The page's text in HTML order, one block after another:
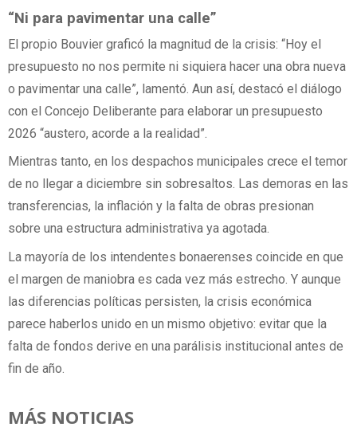
“Ni para pavimentar una calle”
El propio Bouvier graficó la magnitud de la crisis: “Hoy el
presupuesto no nos permite ni siquiera hacer una obra nueva
o pavimentar una calle”, lamentó. Aun así, destacó el diálogo
con el Concejo Deliberante para elaborar un presupuesto
2026 “austero, acorde a la realidad”.
Mientras tanto, en los despachos municipales crece el temor
de no llegar a diciembre sin sobresaltos. Las demoras en las
transferencias, la inflación y la falta de obras presionan
sobre una estructura administrativa ya agotada.
La mayoría de los intendentes bonaerenses coincide en que
el margen de maniobra es cada vez más estrecho. Y aunque
las diferencias políticas persisten, la crisis económica
parece haberlos unido en un mismo objetivo: evitar que la
falta de fondos derive en una parálisis institucional antes de
fin de año.
MÁS NOTICIAS